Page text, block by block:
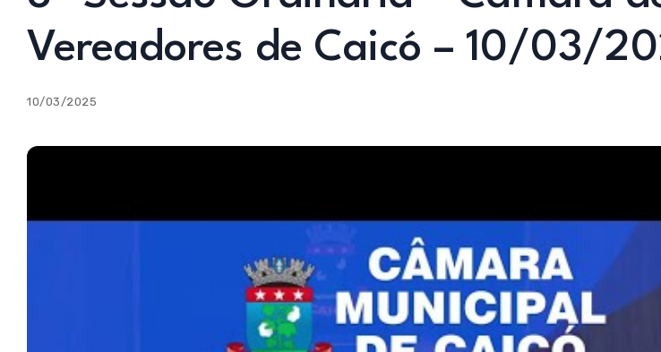
Vereadores de Caicó – 10/03/
10/03/2025